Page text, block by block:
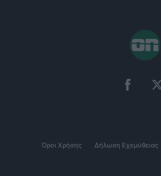
Όροι Χρήσης Δήλωση Εχεμύθειας